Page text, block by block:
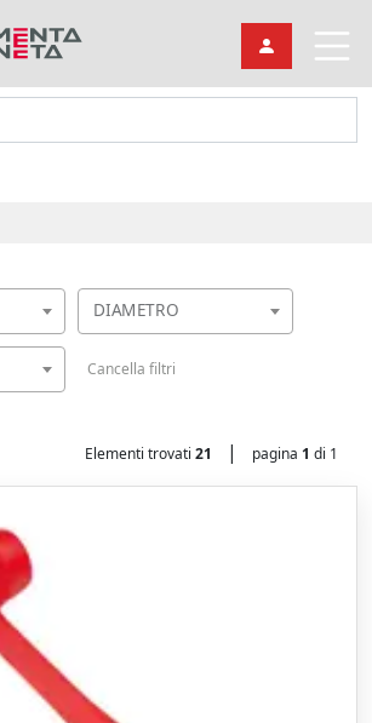
DIAMETRO
Cancella filtri
Elementi trovati 21 | pagina 1 di 1